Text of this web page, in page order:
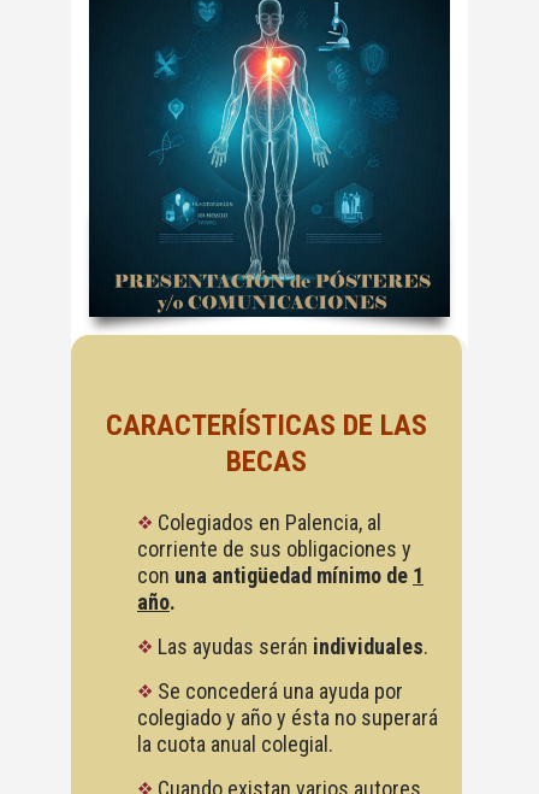
CARACTERÍSTICAS DE LAS
BECAS
Colegiados en Palencia, al
corriente de sus obligaciones y
con una antigüedad mínimo de 1
año.
Las ayudas serán individuales.
Se concederá una ayuda por
colegiado y año y ésta no superará
la cuota anual colegial.
Cuando existan varios autores